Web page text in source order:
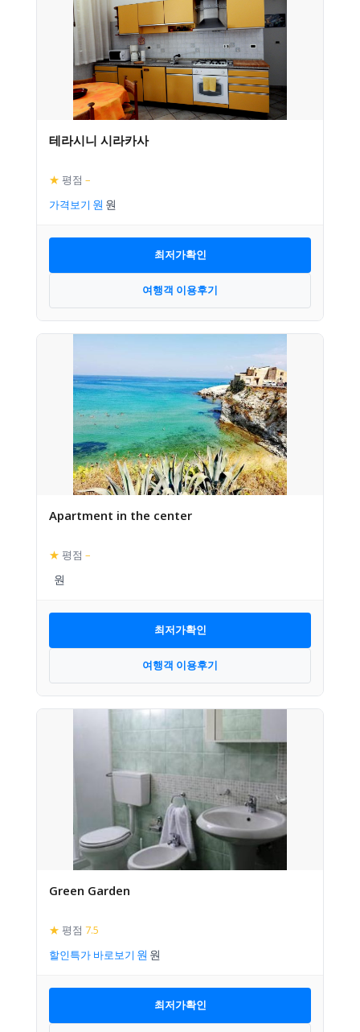
테라시니 시라카사
★ 평점 –
가격보기
최저가확인
여행객 이용후기
Apartment in the center
★ 평점 –
최저가확인
여행객 이용후기
Green Garden
★ 평점 7.5
할인특가 바로보기
최저가확인